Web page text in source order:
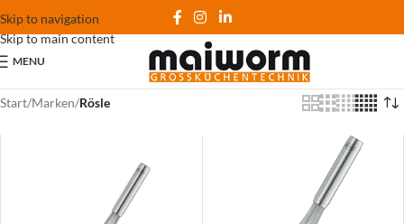
Skip to navigation
Skip to main content
MENU
Start/Marken/Rösle